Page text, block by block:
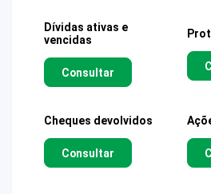
Dívidas ativas e
vencidas
Consultar
Cheques devolvidos
Consultar